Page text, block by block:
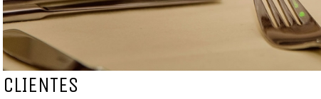
CLIENTES